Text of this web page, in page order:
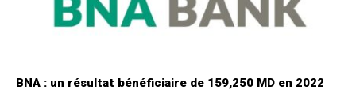
BNA : un résultat bénéficiaire de 159,250 MD en 2022